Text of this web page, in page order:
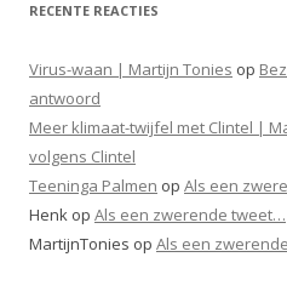
RECENTE REACTIES
Virus-waan | Martijn Tonies op
antwoord
Meer klimaat-twijfel met Clintel |
volgens Clintel
Teeninga Palmen op Als een
Henk op Als een zwerende tweet…
MartijnTonies op Als een